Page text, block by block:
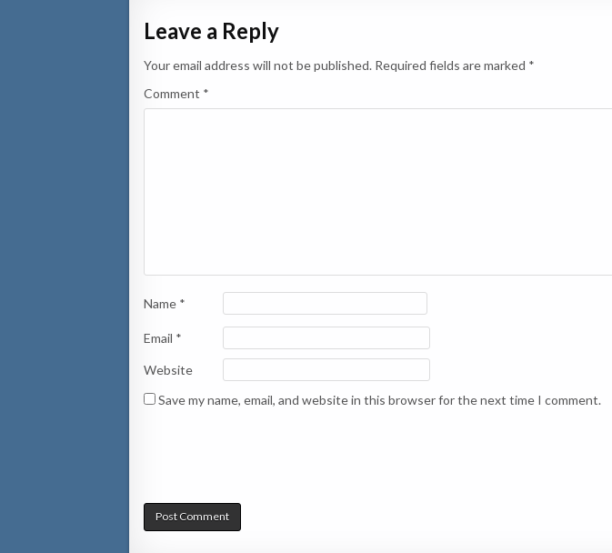
Leave a Reply
Your email address will not be published. Required fields are marked *
Comment *
Name *
Email *
Website
Save my name, email, and website in this browser for the next time I comment.